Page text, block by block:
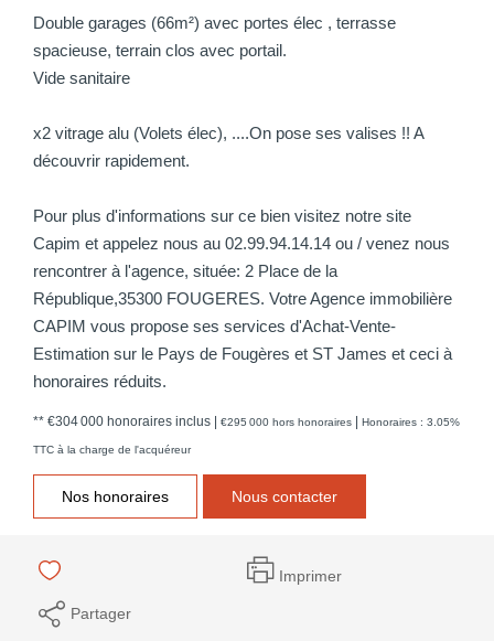
Double garages (66m²) avec portes élec , terrasse
spacieuse, terrain clos avec portail.
Vide sanitaire
x2 vitrage alu (Volets élec), ....On pose ses valises !! A
découvrir rapidement.
Pour plus d'informations sur ce bien visitez notre site
Capim et appelez nous au 02.99.94.14.14 ou / venez nous
rencontrer à l'agence, située: 2 Place de la
République,35300 FOUGERES. Votre Agence immobilière
CAPIM vous propose ses services d'Achat-Vente-
Estimation sur le Pays de Fougères et ST James et ceci à
honoraires réduits.
** €304 000 honoraires inclus | €295 000 hors honoraires | Honoraires : 3.05%
TTC à la charge de l'acquéreur
Nos honoraires Nous contacter
Imprimer
Partager